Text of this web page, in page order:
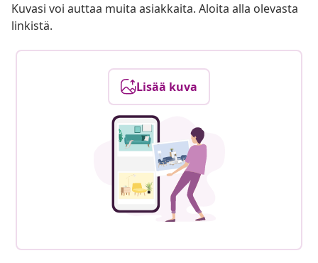
Kuvasi voi auttaa muita asiakkaita. Aloita alla olevasta
linkistä.
Lisää kuva